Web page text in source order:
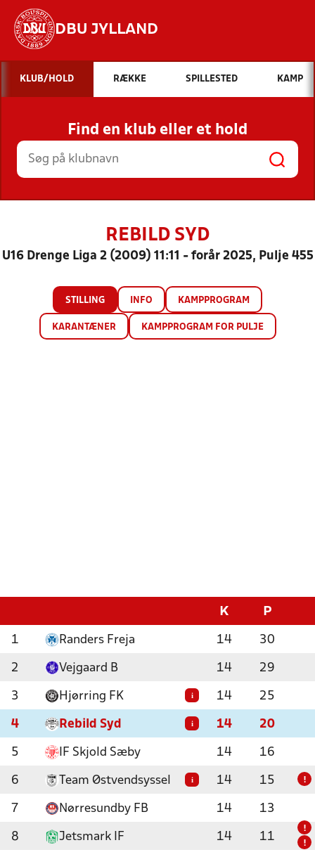
DBU JYLLAND
Hvad vil du søge efter?
INDHOLD OG NYHEDER
STILLINGER, RESULTATER, KLUBBER OG
HOLD
KLUB/HOLD RÆKKE SPILLESTED KAMP
Find en klub eller et hold
REBILD SYD
U16 Drenge Liga 2 (2009) 11:11 - forår 2025, Pulje 455
STILLING INFO KAMPPROGRAM
KARANTÆNER KAMPPROGRAM FOR PULJE
K P
1 Randers Freja 14 30
2 Vejgaard B 14 29
3 Hjørring FK i 14 25
4 Rebild Syd i 14 20
5 IF Skjold Sæby 14 16
6 Team Østvendsyssel i 14 15 !
7 Nørresundby FB 14 13
8 Jetsmark IF 14 11
!
!